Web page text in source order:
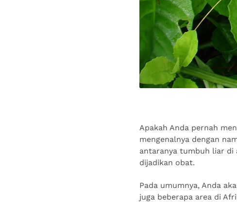
Apakah Anda pernah
mengenalnya dengan
antaranya tumbuh liar di
dijadikan obat.
Pada umumnya, Anda
juga beberapa area di